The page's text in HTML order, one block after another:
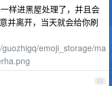
样进黑屋处理了，并且会
并离开，当天就会给你刷
emoji_storage/ma
62